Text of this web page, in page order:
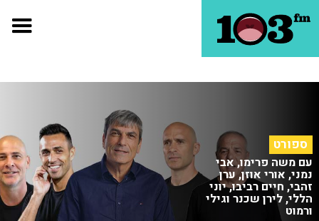
ספורט
עם משה פרימו, אבי
נמני, אורי אוזן, ערן
זהבי, חיים רביבו, יוני
הללי, לירן שכנר וגילי
ורמוט